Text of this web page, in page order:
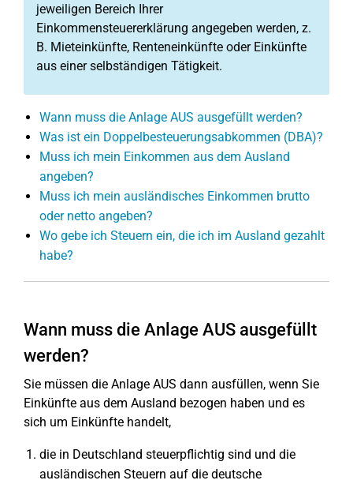
jeweiligen Bereich Ihrer
Einkommensteuererklärung angegeben werden, z.
B. Mieteinkünfte, Renteneinkünfte oder Einkünfte
aus einer selbständigen Tätigkeit.
Wann muss die Anlage AUS ausgefüllt werden?
Was ist ein Doppelbesteuerungsabkommen (DBA)?
Muss ich mein Einkommen aus dem Ausland
angeben?
Muss ich mein ausländisches Einkommen brutto
oder netto angeben?
Wo gebe ich Steuern ein, die ich im Ausland gezahlt
habe?
Wann muss die Anlage AUS ausgefüllt
werden?
Sie müssen die Anlage AUS dann ausfüllen, wenn Sie
Einkünfte aus dem Ausland bezogen haben und es
sich um Einkünfte handelt,
die in Deutschland steuerpflichtig sind und die
ausländischen Steuern auf die deutsche